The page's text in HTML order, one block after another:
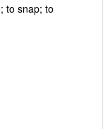
to snap; to